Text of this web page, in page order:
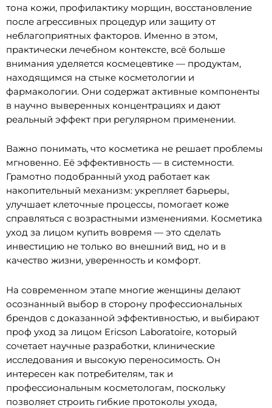
тона кожи, профилактику морщин, восстановление
после агрессивных процедур или защиту от
неблагоприятных факторов. Именно в этом,
практически лечебном контексте, всё больше
внимания уделяется космецевтике — продуктам,
находящимся на стыке косметологии и
фармакологии. Они содержат активные компоненты
в научно выверенных концентрациях и дают
реальный эффект при регулярном применении.
Важно понимать, что косметика не решает проблемы
мгновенно. Её эффективность — в системности.
Грамотно подобранный уход работает как
накопительный механизм: укрепляет барьеры,
улучшает клеточные процессы, помогает коже
справляться с возрастными изменениями. Косметика
уход за лицом купить вовремя — это сделать
инвестицию не только во внешний вид, но и в
качество жизни, уверенность и комфорт.
На современном этапе многие женщины делают
осознанный выбор в сторону профессиональных
брендов с доказанной эффективностью, и выбирают
проф уход за лицом Ericson Laboratoire, который
сочетает научные разработки, клинические
исследования и высокую переносимость. Он
интересен как потребителям, так и
профессиональным косметологам, поскольку
позволяет строить гибкие протоколы ухода,